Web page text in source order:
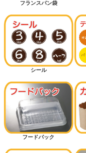
フランスパン袋
シール
フードパック